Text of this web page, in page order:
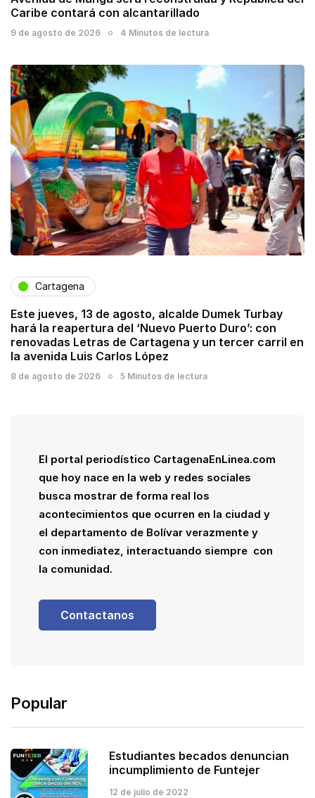
Caribe contará con alcantarillado
9 de agosto de 2026 4 Minutos de lectura
Cartagena
Este jueves, 13 de agosto, alcalde Dumek Turbay
hará la reapertura del ‘Nuevo Puerto Duro’: con
renovadas Letras de Cartagena y un tercer carril en
la avenida Luis Carlos López
8 de agosto de 2026 5 Minutos de lectura
El portal periodístico CartagenaEnLinea.com
que hoy nace en la web y redes sociales
busca mostrar de forma real los
acontecimientos que ocurren en la ciudad y
el departamento de Bolívar verazmente y
con inmediatez, interactuando siempre con
la comunidad.
Contactanos
Popular
Estudiantes becados denuncian
incumplimiento de Funtejer
12 de julio de 2022